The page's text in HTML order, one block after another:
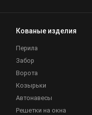
Кованые изделия
Перила
Забор
Ворота
Козырьки
Автонавесы
Решетки на окна